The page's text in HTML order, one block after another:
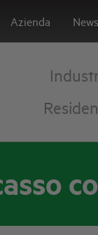
Azienda News